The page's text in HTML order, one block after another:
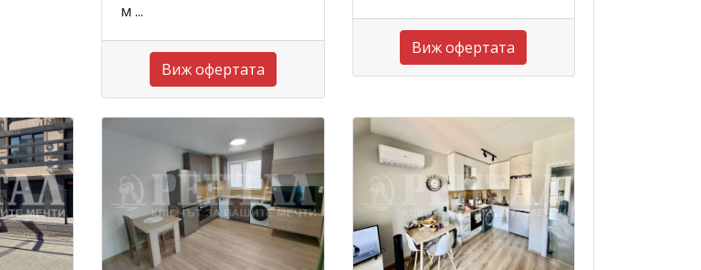
м ...
Виж офертата
Виж офертата